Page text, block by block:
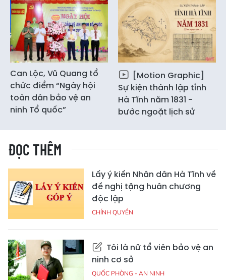
Can Lộc, Vũ Quang tổ
chức điểm “Ngày hội
toàn dân bảo vệ an
ninh Tổ quốc”
[Motion Graphic]
Sự kiện thành lập tỉnh
Hà Tĩnh năm 1831 -
bước ngoặt lịch sử
ĐỌC THÊM
Lấy ý kiến Nhân dân Hà Tĩnh về
đề nghị tặng huân chương
độc lập
CHÍNH QUYỀN
Tôi là nữ tổ viên bảo vệ an
ninh cơ sở
QUỐC PHÒNG - AN NINH